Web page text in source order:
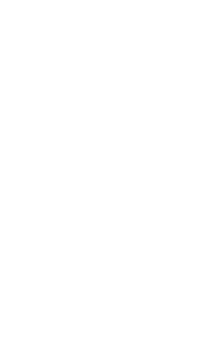
en/of volledigheid ervan